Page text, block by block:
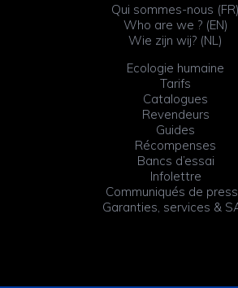
Qui sommes-nous (FR)
Who are we ? (EN)
Wie zijn wij? (NL)
Ecologie humaine
Tarifs
Catalogues
Revendeurs
Guides
Récompenses
Bancs d’essai
Infolettre
Communiqués de
Garanties, services &